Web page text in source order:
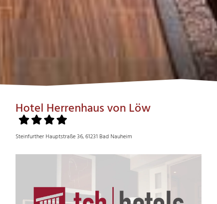
Hotel Herrenhaus von Löw
Steinfurther Hauptstraße 36, 61231 Bad Nauheim